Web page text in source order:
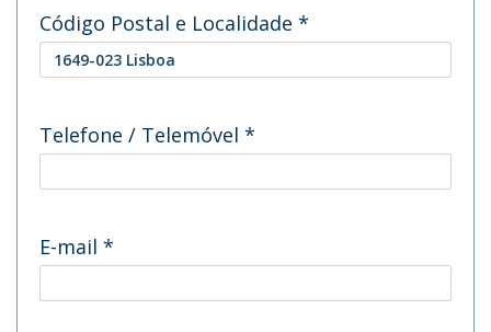
Código Postal e Localidade *
Telefone / Telemóvel *
E-mail *